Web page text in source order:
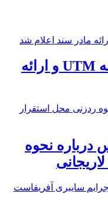
جزئیات ثبت ادعا، تهیه نقشه UTM و ارائه
درباره نحوه